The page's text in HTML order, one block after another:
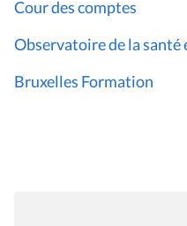
Cour des comptes
Observatoire de la santé
Bruxelles Formation